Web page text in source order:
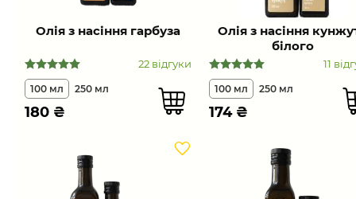
Олія з насіння гарбуза
22 відгуки
100 мл 250 мл
180 ₴
Олія з насіння
білого
11
100 мл 250 мл
174₴